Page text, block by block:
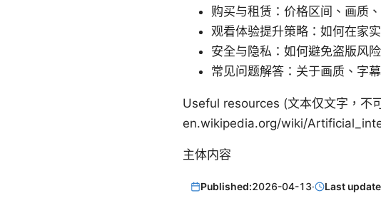
购买与租赁：价格区间、画质
观看体验提升策略：如何在家
安全与隐私：如何避免盗版风
常见问题解答：关于画质、字
Useful resources (文本仅文字，
en.wikipedia.org/wiki/
主体内容
Published:2026-04-13· Last